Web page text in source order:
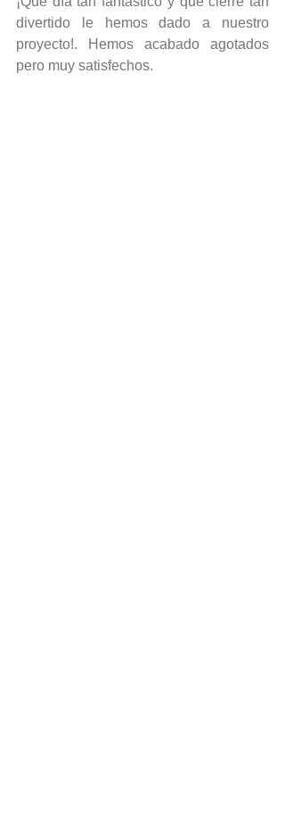
divertido le hemos dado a nuestro
proyecto!. Hemos acabado agotados
pero muy satisfechos.